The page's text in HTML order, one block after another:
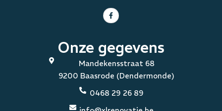
Onze gegevens
Mandekensstraat 68
9200 Baasrode (Dendermonde)
0468 29 26 89